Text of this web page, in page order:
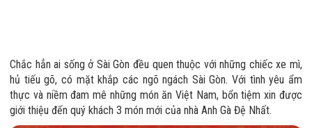
Chắc hẳn ai sống ở Sài Gòn đều quen thuộc với những chiếc xe mì,
hủ tiếu gõ, có mặt khắp các ngõ ngách Sài Gòn. Với tình yêu ẩm
thực và niềm đam mê những món ăn Việt Nam, bổn tiệm xin được
giới thiệu đến quý khách 3 món mới của nhà Anh Gà Đệ Nhất.